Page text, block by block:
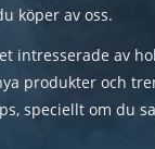
köper av oss.
intresserade av
produkter och
speciellt om du